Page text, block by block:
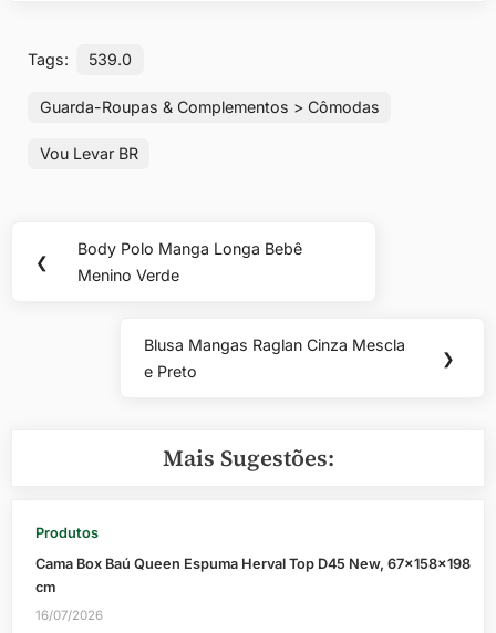
Tags: 539.0
Guarda-Roupas & Complementos > Cômodas
Vou Levar BR
Navegação
de
❮
Previous
Post:
Body Polo Manga Longa Bebê
Menino Verde
Next
Post:
Blusa Mangas Raglan Cinza Mescla
e Preto
❯
Mais Sugestões:
Produtos
Cama Box Baú Queen Espuma Herval Top D45 New, 67x158x198
cm
16/07/2026